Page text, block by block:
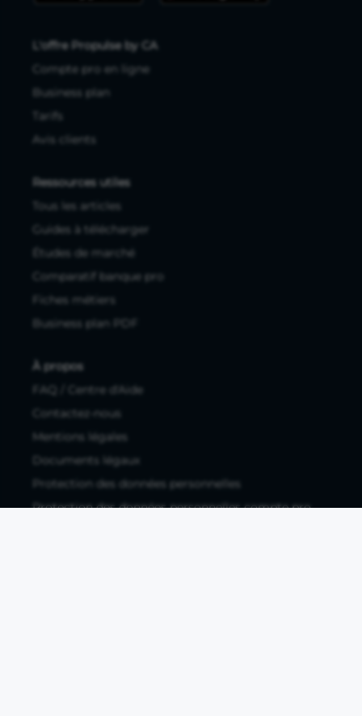
L'offre Propulse by CA
Compte pro en ligne
Business plan
Tarifs
Avis clients
Ressources utiles
Tous les articles
Guides à télécharger
Études de marché
Comparatif banque pro
Fiches métiers
Business plan PDF
À propos
FAQ / Centre d'Aide
Contactez-nous
Mentions légales
Documents légaux
Protection des données personnelles
Protection des données personnelles compte pro